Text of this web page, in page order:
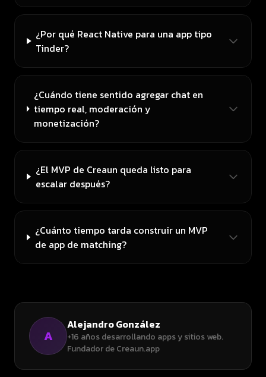
¿Por qué React Native para una app tipo
Tinder?
¿Cuándo tiene sentido agregar chat en
tiempo real, moderación y
monetización?
¿El MVP de Creaun queda listo para
escalar después?
¿Cuánto tiempo tarda construir un MVP
de app de matching?
A
Alejandro González
+16 años desarrollando apps y sitios web.
Fundador de Creaun.app